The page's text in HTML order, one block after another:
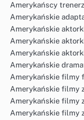
Amerykańscy
Amerykańskie
Amerykańskie
Amerykańskie
Amerykańskie
Amerykańskie
Amerykańskie filmy
Amerykańskie filmy
Amerykańskie filmy
Amerykańskie filmy